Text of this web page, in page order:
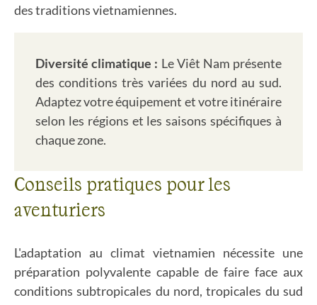
des traditions vietnamiennes.
Diversité climatique : Le Viêt Nam présente
des conditions très variées du nord au sud.
Adaptez votre équipement et votre itinéraire
selon les régions et les saisons spécifiques à
chaque zone.
Conseils pratiques pour les
aventuriers
L'adaptation au climat vietnamien nécessite une
préparation polyvalente capable de faire face aux
conditions subtropicales du nord, tropicales du sud